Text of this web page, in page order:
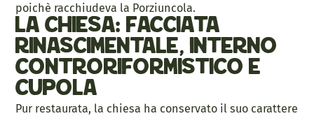
poichè racchiudeva la Porziuncola.
La chiesa: facciata
rinascimentale, interno
controriformistico e
cupola
Pur restaurata, la chiesa ha conservato il suo carattere